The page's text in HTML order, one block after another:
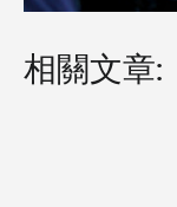
相關文章: